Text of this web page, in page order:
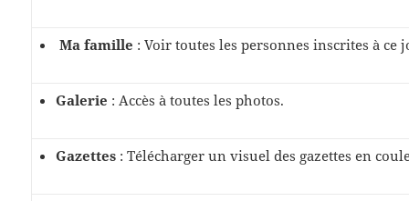
Ma famille : Voir toutes les personnes inscrites à ce
Galerie : Accès à toutes les photos.
Gazettes : Télécharger un visuel des gazettes en